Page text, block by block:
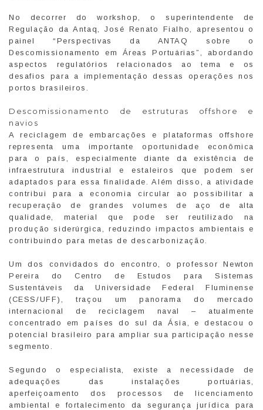
No decorrer do workshop, o superintendente de
Regulação da Antaq, José Renato Fialho, apresentou o
painel “Perspectivas da ANTAQ sobre o
Descomissionamento em Áreas Portuárias”, abordando
aspectos regulatórios relacionados ao tema e os
desafios para a implementação dessas operações nos
portos brasileiros.
Descomissionamento de estruturas offshore e
navios
A reciclagem de embarcações e plataformas offshore
representa uma importante oportunidade econômica
para o país, especialmente diante da existência de
infraestrutura industrial e estaleiros que podem ser
adaptados para essa finalidade. Além disso, a atividade
contribui para a economia circular ao possibilitar a
recuperação de grandes volumes de aço de alta
qualidade, material que pode ser reutilizado na
produção siderúrgica, reduzindo impactos ambientais e
contribuindo para metas de descarbonização.
Um dos convidados do encontro, o professor Newton
Pereira do Centro de Estudos para Sistemas
Sustentáveis da Universidade Federal Fluminense
(CESS/UFF), traçou um panorama do mercado
internacional de reciclagem naval – atualmente
concentrado em países do sul da Ásia, e destacou o
potencial brasileiro para ampliar sua participação nesse
segmento.
Segundo o especialista, existe a necessidade de
adequações das instalações portuárias,
aperfeiçoamento dos processos de licenciamento
ambiental e fortalecimento da segurança jurídica para